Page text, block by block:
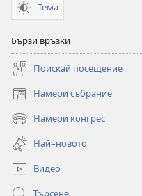
Тема
Бързи връзки
Поискай посещение
Намери събрание
(отваря
нов
прозорец)
Намери конгрес
(отваря
нов
прозорец)
Най–новото
Видео
Търсене